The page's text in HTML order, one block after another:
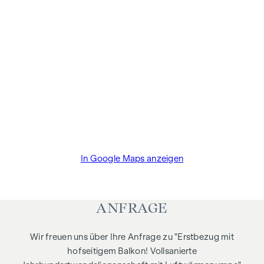
Wien, Laurenzerberg 1/28.
Abschlussfall eine Provision anfällt, die den in der
festgelegten Sätzen entspricht – das sind 3 % des
Kaufpreises zzgl. 20 % USt. Diese Provisionspflicht besteht
In Google Maps anzeigen
ANFRAGE
Wir freuen uns über Ihre Anfrage zu "Erstbezug mit
hofseitigem Balkon! Vollsanierte